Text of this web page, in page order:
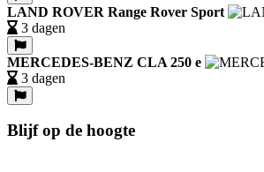
LAND ROVER Range Rover Sport
3 dagen
MERCEDES-BENZ CLA 250 e
3 dagen
Blijf op de hoogte